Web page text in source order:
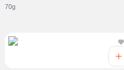
70g